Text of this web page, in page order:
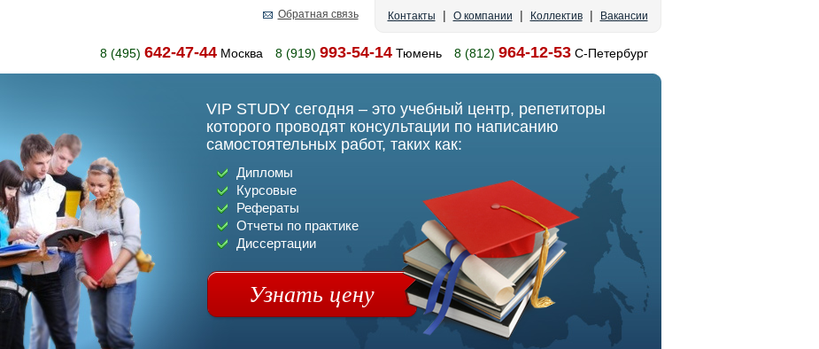
Контакты | О компании | Коллектив| Вакансии
Обратная связь
8 (495) 642-47-44Москва 8 (919) 993-54-14Тюмень 8 (812) 964-12-53С-Петербург
VIP STUDY сегодня – это учебный центр, репетиторы
которого проводят консультации по написанию
самостоятельных работ, таких как:
Дипломы
Курсовые
Рефераты
Отчеты по практике
Диссертации
Узнать цену